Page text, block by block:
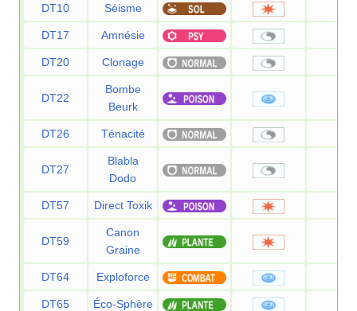
DT10 Séisme
DT17 Amnésie
DT20 Clonage
DT22
Bombe
Beurk
DT26 Ténacité
DT27
Blabla
Dodo
DT57 Direct Toxik
DT59
Canon
Graine
DT64 Exploforce
DT65 Éco-Sphère